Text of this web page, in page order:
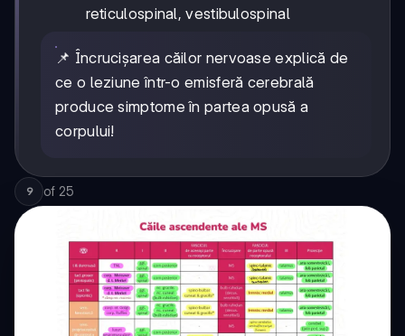
reticulospinal, vestibulospinal
📌 Încrucișarea căilor nervoase explică de
ce o leziune într-o emisferă cerebrală
produce simptome în partea opusă a
corpului!
9 of 25